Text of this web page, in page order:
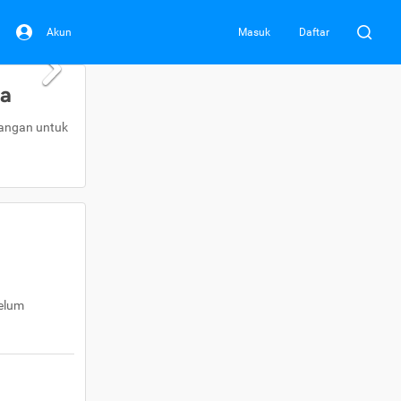
Akun Masuk Daftar
untuk